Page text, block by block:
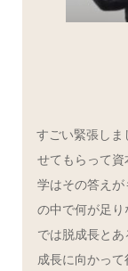
すごい緊張しま
せてもらって
学はその答え
の中で何が足
では脱成長と
成長に向かっ